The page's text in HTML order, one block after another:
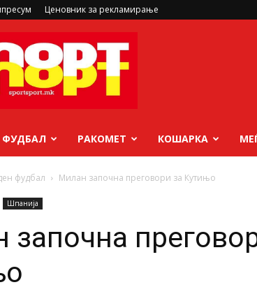
Ценовник за рекламирање
ФУДБАЛ РАКОМЕТ КОШАРКА
фудбал Милан започна преговори за Кутињо
Шпанија
започна